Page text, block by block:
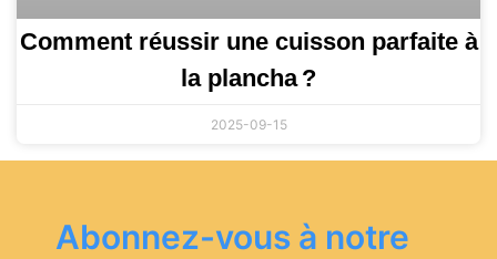
Comment réussir une cuisson parfaite à
la plancha ?
2025-09-15
Abonnez-vous à notre